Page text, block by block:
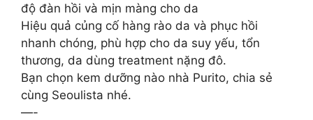
độ đàn hồi và mịn màng cho da
Hiệu quả củng cố hàng rào da và phục hồi
nhanh chóng, phù hợp cho da suy yếu, tổn
thương, da dùng treatment nặng đô.
Bạn chọn kem dưỡng nào nhà Purito, chia sẻ
cùng Seoulista nhé.
—-